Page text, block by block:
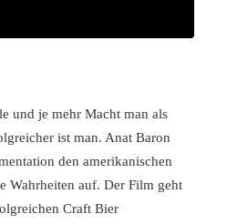
und je mehr Macht man als
ist man. Anat Baron
den amerikanischen
Wahrheiten auf. Der Film geht
Craft Bier